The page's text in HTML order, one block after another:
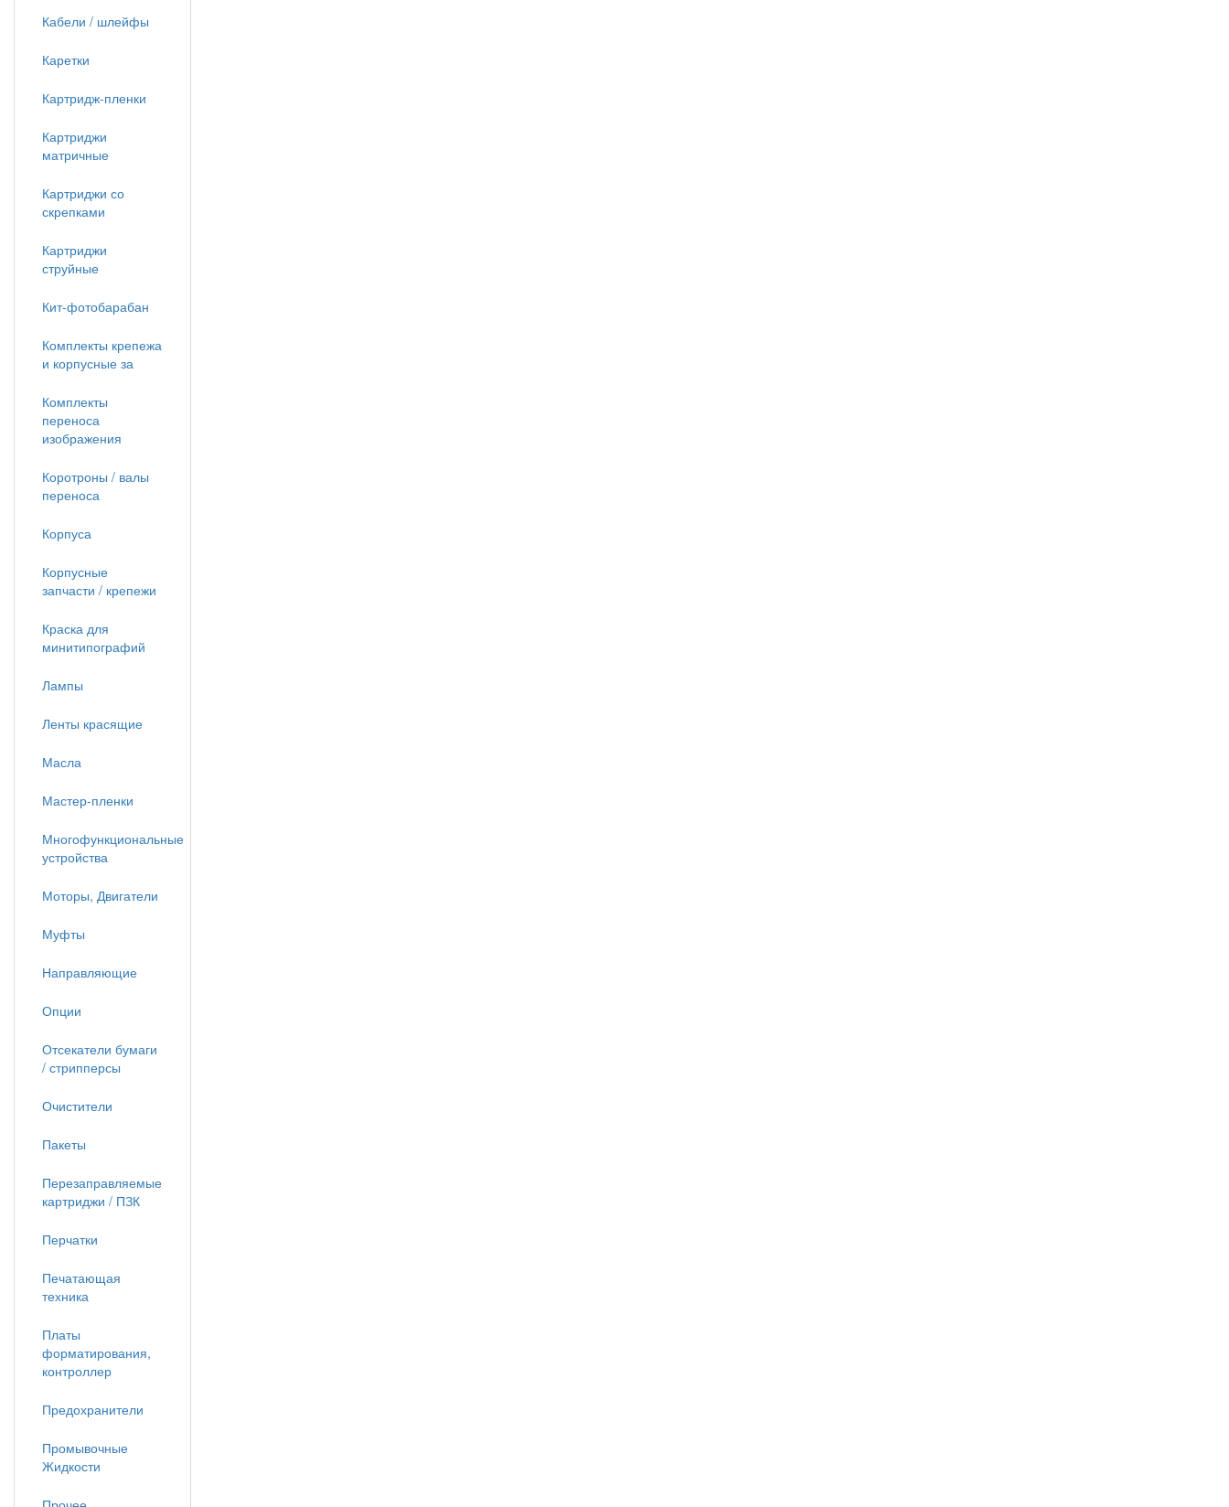
Кабели / шлейфы
Каретки
Картридж-пленки
Картриджи
матричные
Картриджи со
скрепками
Картриджи
струйные
Кит-фотобарабан
Комплекты крепежа
и корпусные за
Комплекты
переноса
изображения
Коротроны / валы
переноса
Корпуса
Корпусные
запчасти / крепежи
Краска для
минитипографий
Лампы
Ленты красящие
Масла
Мастер-пленки
Многофункциональные
устройства
Моторы, Двигатели
Муфты
Направляющие
Опции
Отсекатели бумаги
/ стрипперсы
Очистители
Пакеты
Перезаправляемые
картриджи / ПЗК
Перчатки
Печатающая
техника
Платы
форматирования,
контроллер
Предохранители
Промывочные
Жидкости